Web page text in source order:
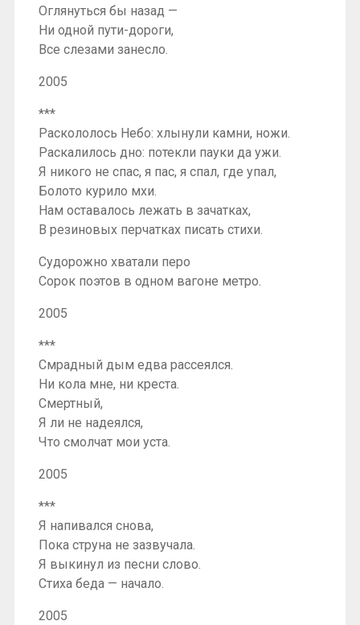
Оглянуться бы назад —
Ни одной пути-дороги,
Все слезами занесло.
2005
***
Раскололось Небо: хлынули камни, ножи.
Раскалилось дно: потекли пауки да ужи.
Я никого не спас, я пас, я спал, где упал,
Болото курило мхи.
Нам оставалось лежать в зачатках,
В резиновых перчатках писать стихи.
Судорожно хватали перо
Сорок поэтов в одном вагоне метро.
2005
***
Смрадный дым едва рассеялся.
Ни кола мне, ни креста.
Смертный,
Я ли не надеялся,
Что смолчат мои уста.
2005
***
Я напивался снова,
Пока струна не зазвучала.
Я выкинул из песни слово.
Стиха беда — начало.
2005